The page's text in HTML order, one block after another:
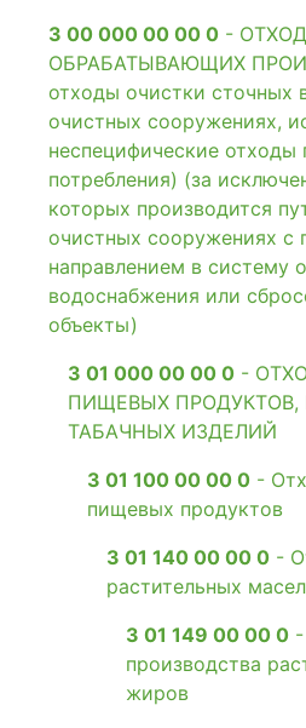
3 00 000 00 00 0 -
ОБРАБАТЫВАЮЩИХ
отходы очистки сточных
очистных сооружениях,
неспецифические отходы
потребления) (за
которых производится
очистных сооружениях
направлением в систему
водоснабжения или
объекты)
3 01 000 00 00 0 -
ПИЩЕВЫХ ПРОДУКТОВ,
ТАБАЧНЫХ ИЗДЕЛИЙ
3 01 100 00 00 0 -
пищевых продуктов
3 01 140 00 00 0 -
растительных
3 01 149 00 00 0
производства
жиров